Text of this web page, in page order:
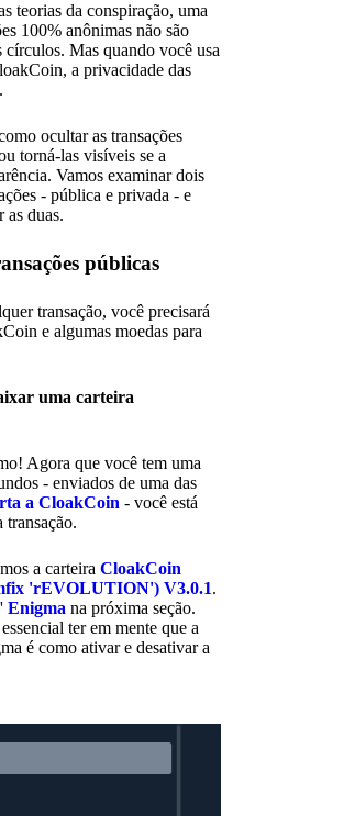
teorias da conspiração, uma
100% anônimas não são
círculos. Mas quando você usa
a privacidade das
ocultar as transações
torná-las visíveis se a
Vamos examinar dois
- pública e privada - e
as duas.
públicas
transação, você precisará
e algumas moedas para
uma carteira
Agora que você tem uma
- enviados de uma das
a CloakCoin - você está
transação.
a carteira CloakCoin
'rEVOLUTION') V3.0.1.
Enigma na próxima seção.
ter em mente que a
é como ativar e desativar a